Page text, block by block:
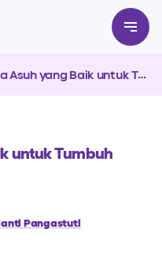
yang Baik untuk Tumbuh Kembang Anak
untuk Tumbuh
Pangastuti